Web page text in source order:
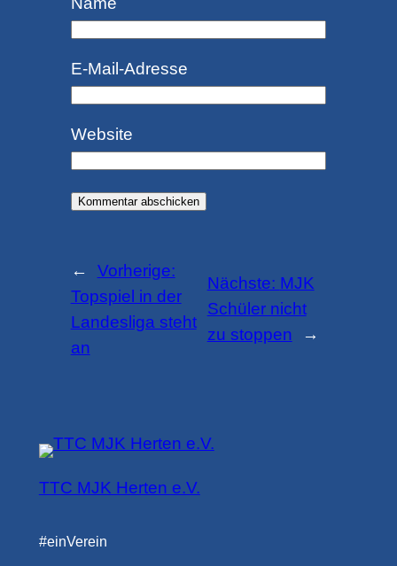
E-Mail-Adresse
Website
←
Vorherige:
Topspiel in der
Landesliga steht
an
Nächste: MJK
Schüler nicht
zu stoppen
→
TTC MJK Herten e.V.
#einVerein